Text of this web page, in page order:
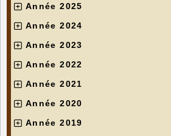
Année 2025
Année 2024
Année 2023
Année 2022
Année 2021
Année 2020
Année 2019